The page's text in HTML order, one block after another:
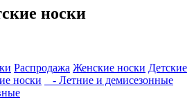
носки
Распродажа Женские носки Детские
носки
- Летние и демисезонные